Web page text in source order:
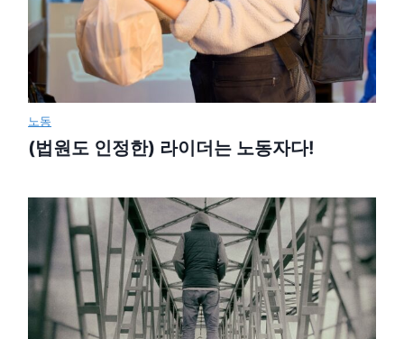
노동
(법원도 인정한) 라이더는 노동자다!